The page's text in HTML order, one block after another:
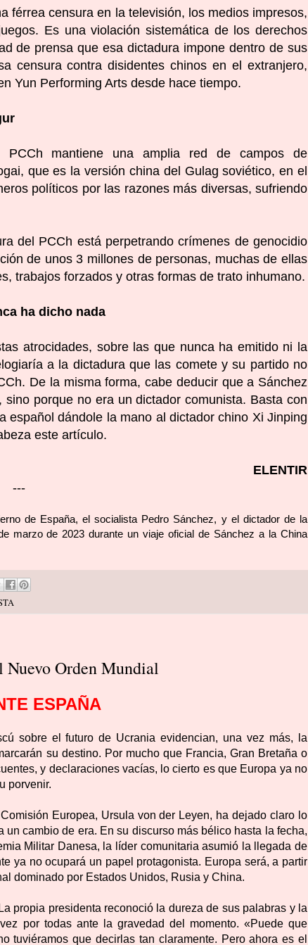
férrea censura en la televisión, los medios impresos,
Es una violación sistemática de los derechos
de prensa que esa dictadura impone dentro de sus
censura contra disidentes chinos en el extranjero,
Yun Performing Arts desde hace tiempo.
PCCh mantiene una amplia red de campos de
, que es la versión china del Gulag soviético, en el
políticos por las razones más diversas, sufriendo
del PCCh está perpetrando crímenes de genocidio
de unos 3 millones de personas, muchas de ellas
trabajos forzados y otras formas de trato inhumano.
ha dicho nada
atrocidades, sobre las que nunca ha emitido ni la
a la dictadura que las comete y su partido no
De la misma forma, cabe deducir que a Sánchez
porque no era un dictador comunista. Basta con
español dándole la mano al dictador chino Xi Jinping
este artículo.
ELENTIR
---
de España, el socialista Pedro Sánchez, y el dictador de la
marzo de 2023 durante un viaje oficial de Sánchez a la China
Nuevo Orden Mundial
ESPAÑA
sobre el futuro de Ucrania evidencian, una vez más, la
su destino. Por mucho que Francia, Gran Bretaña o
y declaraciones vacías, lo cierto es que Europa ya no
porvenir.
Europea, Ursula von der Leyen, ha dejado claro lo
cambio de era. En su discurso más bélico hasta la fecha,
Militar Danesa, la líder comunitaria asumió la llegada de
ya no ocupará un papel protagonista. Europa será, a partir
dominado por Estados Unidos, Rusia y China.
propia presidenta reconoció la dureza de sus palabras y la
por todas ante la gravedad del momento. «Puede que
tuviéramos que decirlas tan claramente. Pero ahora es el